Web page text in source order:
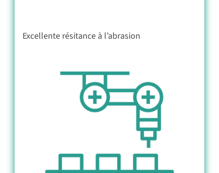
Excellente résitance à l’abrasion